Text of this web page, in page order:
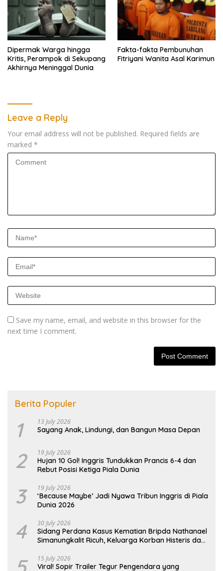
Dipermak Warga hingga
Kritis, Perampok di Sekupang
Akhirnya Meninggal Dunia
Fakta-fakta Pembunuhan
Fitriyani Wanita Asal Karimun
Leave a Reply
Your email address will not be published. Required fields are
marked *
Save my name, email, and website in this browser for the
next time I comment.
Berita Populer
1 13 July 2026
Sayang Anak, Lindungi, dan Bangun Masa Depan
2 19 July 2026
Hujan 10 Gol! Inggris Tundukkan Prancis 6-4 dan
Rebut Posisi Ketiga Piala Dunia
3 19 July 2026
‘Because Maybe’ Jadi Nyawa Tribun Inggris di Piala
Dunia 2026
4 30 July 2026
Sidang Perdana Kasus Kematian Bripda Nathanael
Simanungkalit Ricuh, Keluarga Korban Histeris dan
15 July 2026
Viral! Sopir Trailer Tegur Pengendara yang